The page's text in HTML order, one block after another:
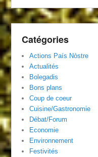
Catégories
Actions País Nòstre
Actualités
Bolegadis
Bons plans
Coup de coeur
Cuisine/Gastronomie
Débat/Forum
Economie
Environnement
Festivités